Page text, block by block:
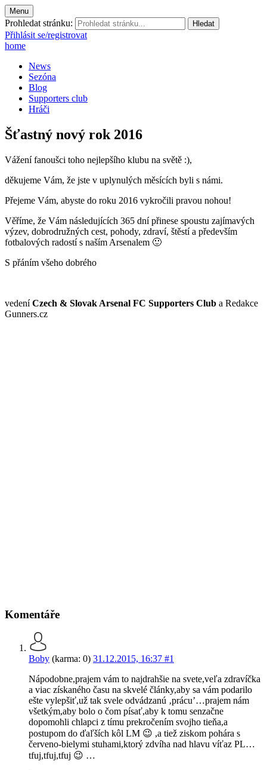
Menu
Prohledat stránku:
Přihlásit se/registrovat
home
News
Sezóna
Blog
Supporters club
Hráči
Šťastný nový rok 2016
Vážení fanoušci toho nejlepšího klubu na světě :),
děkujeme Vám, že jste v uplynulých měsících byli s námi.
Přejeme Vám, abyste do roku 2016 vykročili pravou nohou!
Věříme, že Vám následujících 365 dní přinese spoustu zajímavých
výzev, dobrodružných cest, pohody, zdraví, štěstí a především
fotbalových radostí s naším Arsenalem 🙂
S přáním všeho dobrého
vedeníCzech & Slovak Arsenal FC Supporters Club a Redakce
Gunners.cz
Komentáře
Boby (karma: 0) 31.12.2015, 16:37 #1
Nápodobne,prajem vám to najdrahšie na svete,veľa zdravíčka
a viac získaného času na skvelé články,aby sa vám podarilo
ešte vylepšiť,už tak svele odvádzanú ‚prácu’…prajem nám
všetkým,aby bolo o čom písať,aby k tomu senzačne
dopomohli chlapci z tímu prekročením svojho tieňa,a
postupom do ďaľších kôl LM 😉 ,a tiež ziskom pohára s
červeno-bielymi stuhami,ktorý zdvíha nad hlavu víťaz PL…
tfuj,tfuj,tfuj 😉 …